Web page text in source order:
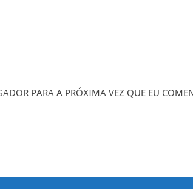
PARA A PRÓXIMA VEZ QUE EU